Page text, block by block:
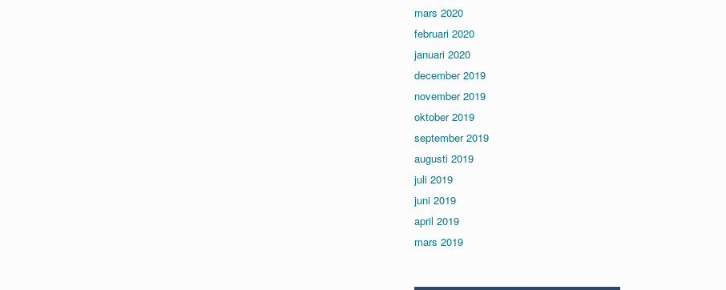
mars 2020
februari 2020
januari 2020
december 2019
november 2019
oktober 2019
september 2019
augusti 2019
juli 2019
juni 2019
april 2019
mars 2019